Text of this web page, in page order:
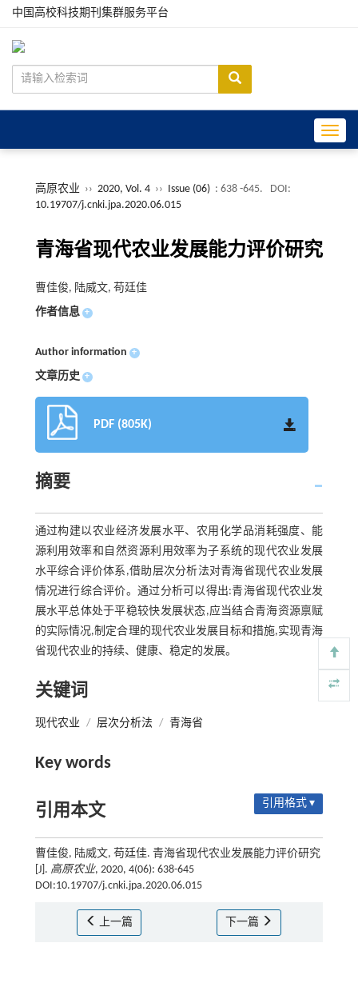
中国高校科技期刊集群服务平台
高原农业 ›› 2020, Vol. 4 ›› Issue (06) : 638 -645.
DOI:
10.19707/j.cnki.jpa.2020.06.015
青海省现代农业发展能力评价研究
曹佳俊, 陆威文, 苟廷佳
作者信息 +
Author information +
文章历史 +
PDF (805K)
摘要
通过构建以农业经济发展水平、农用化学品消耗强度、能
源利用效率和自然资源利用效率为子系统的现代农业发展
水平综合评价体系,借助层次分析法对青海省现代农业发展
情况进行综合评价。通过分析可以得出:青海省现代农业发
展水平总体处于平稳较快发展状态,应当结合青海资源禀赋
的实际情况,制定合理的现代农业发展目标和措施,实现青海
省现代农业的持续、健康、稳定的发展。
关键词
现代农业 / 层次分析法 / 青海省
Key words
引用本文 引用格式 ▾
曹佳俊, 陆威文, 苟廷佳. 青海省现代农业发展能力评价研究
[J]. 高原农业, 2020, 4(06): 638-645
DOI:10.19707/j.cnki.jpa.2020.06.015
上一篇 下一篇